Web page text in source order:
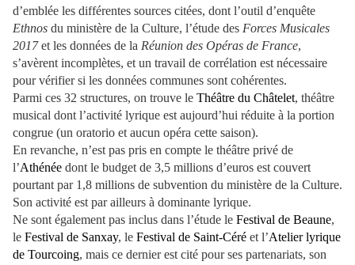
d’emblée les différentes sources citées, dont l’outil d’enquête
Ethnos du ministère de la Culture, l’étude des Forces Musicales
2017et les données de la Réunion des Opéras de France,
s’avèrent incomplètes, et un travail de corrélation est nécessaire
pour vérifier si les données communes sont cohérentes.
Parmi ces 32 structures, on trouve le Théâtre du Châtelet, théâtre
musical dont l’activité lyrique est aujourd’hui réduite à la portion
congrue (un oratorio et aucun opéra cette saison).
En revanche, n’est pas pris en compte le théâtre privé de
l’Athénée dont le budget de 3,5 millions d’euros est couvert
pourtant par 1,8 millions de subvention du ministère de la Culture.
Son activité est par ailleurs à dominante lyrique.
Ne sont également pas inclus dans l’étude le Festival de Beaune,
le Festival de Sanxay, le Festival de Saint-Céré et l’Atelier lyrique
de Tourcoing, mais ce dernier est cité pour ses partenariats, son